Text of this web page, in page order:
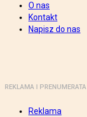
O nas
Kontakt
Napisz do nas
REKLAMA I PRENUMERATA
Reklama